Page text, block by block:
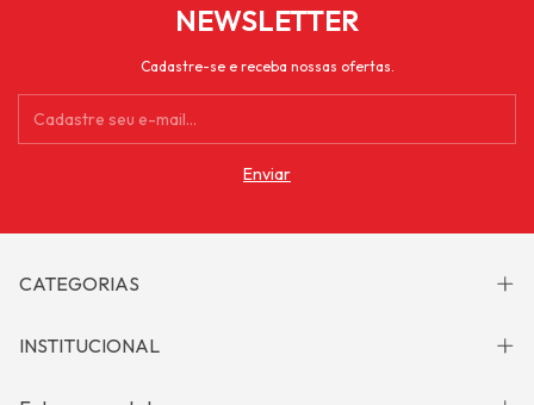
NEWSLETTER
Cadastre-se e receba nossas ofertas.
CATEGORIAS
INSTITUCIONAL